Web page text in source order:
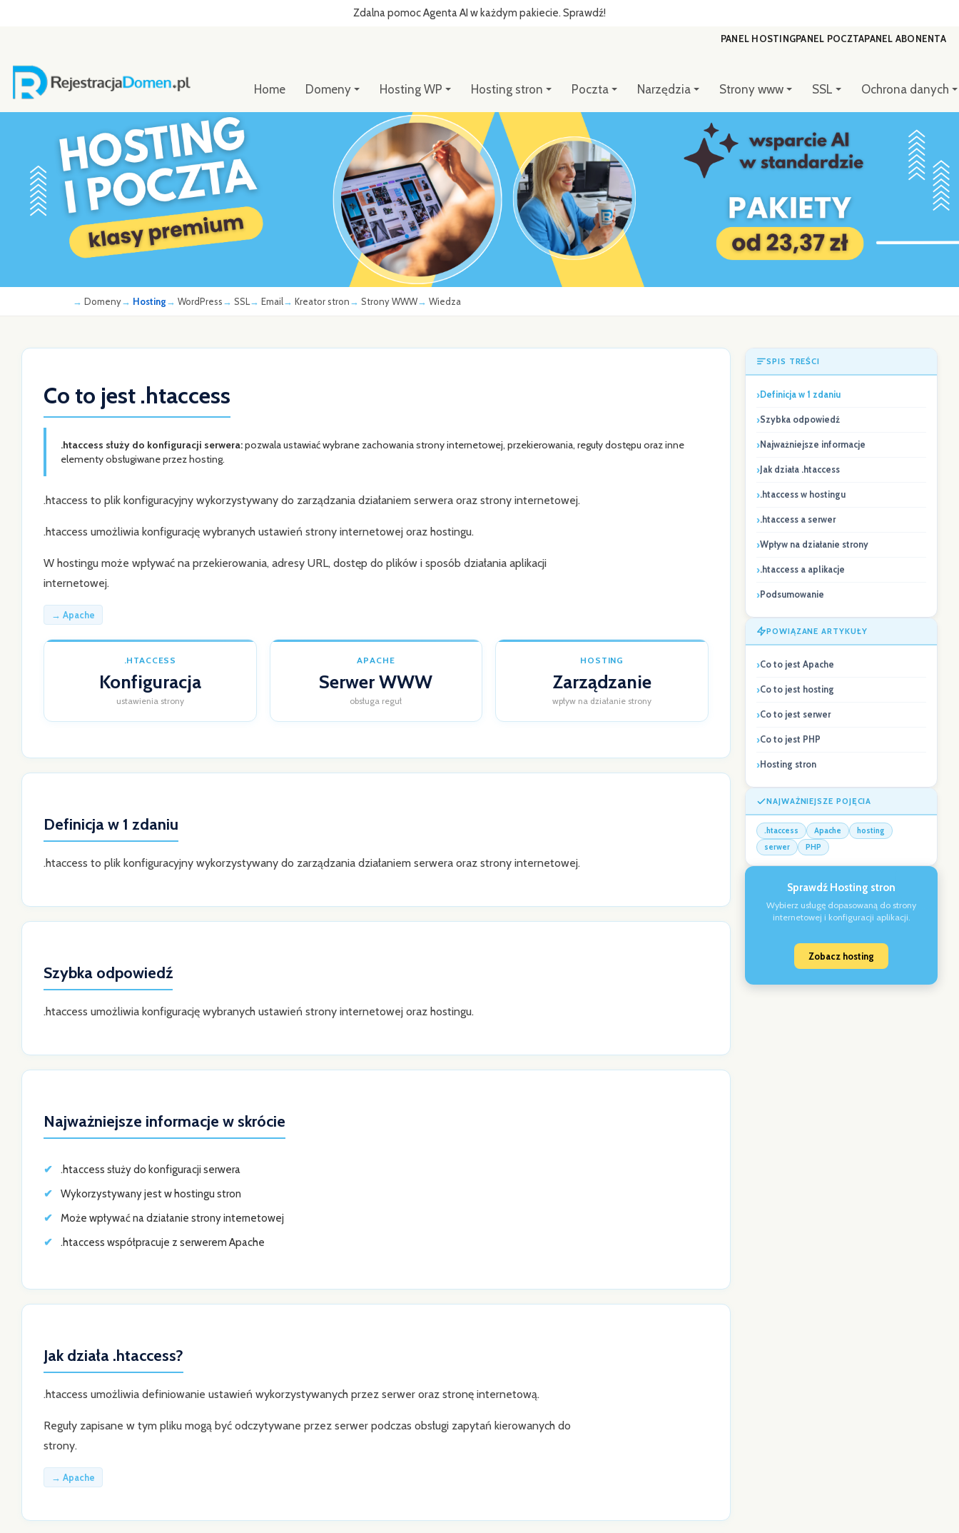
Zdalna pomoc Agenta AI w każdym pakiecie. Sprawdź!
PANEL HOSTINGPANEL POCZTAPANEL ABONENTA
Home Domeny Hosting WP Hosting stron Poczta Narzędzia Strony www SSL Ochrona danych
Domeny Hosting WordPress SSL Email Kreator stron Strony WWW Wiedza
Co to jest .htaccess
.htaccess służy do konfiguracji serwera:pozwala ustawiać wybrane zachowania strony internetowej, przekierowania, reguły dostępu oraz inne
elementy obsługiwane przez hosting.
.htaccess to plik konfiguracyjny wykorzystywany do zarządzania działaniem serwera oraz strony internetowej.
.htaccess umożliwia konfigurację wybranych ustawień strony internetowej oraz hostingu.
W hostingu może wpływać na przekierowania, adresy URL, dostęp do plików i sposób działania aplikacji
internetowej.
→ Apache
.HTACCESS
Konfiguracja
ustawienia strony
APACHE
Serwer WWW
obsługa reguł
HOSTING
Zarządzanie
wpływ na działanie strony
Definicja w 1 zdaniu
.htaccess to plik konfiguracyjny wykorzystywany do zarządzania działaniem serwera oraz strony internetowej.
Szybka odpowiedź
.htaccess umożliwia konfigurację wybranych ustawień strony internetowej oraz hostingu.
Najważniejsze informacje w skrócie
.htaccess służy do konfiguracji serwera
Wykorzystywany jest w hostingu stron
Może wpływać na działanie strony internetowej
.htaccess współpracuje z serwerem Apache
Jak działa .htaccess?
.htaccess umożliwia definiowanie ustawień wykorzystywanych przez serwer oraz stronę internetową.
Reguły zapisane w tym pliku mogą być odczytywane przez serwer podczas obsługi zapytań kierowanych do
strony.
→ Apache
SPIS TREŚCI
Definicja w 1 zdaniu
Szybka odpowiedź
Najważniejsze informacje
Jak działa .htaccess
.htaccess w hostingu
.htaccess a serwer
Wpływ na działanie strony
.htaccess a aplikacje
Podsumowanie
POWIĄZANE ARTYKUŁY
Co to jest Apache
Co to jest hosting
Co to jest serwer
Co to jest PHP
Hosting stron
NAJWAŻNIEJSZE POJĘCIA
.htaccess Apache
hosting
serwer
PHP
Sprawdź Hosting stron
Wybierz usługę dopasowaną do strony
internetowej i konfiguracji aplikacji.
Zobacz hosting